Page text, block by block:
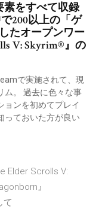
素をすべて収録
200以上の「ゲ
たオープンワー
V: Skyrim®』の
で実施されて、現
ム。 過去に色々な事
ョンを初めてプレイ
っておいた方が良い
Elder Scrolls V:
』
て